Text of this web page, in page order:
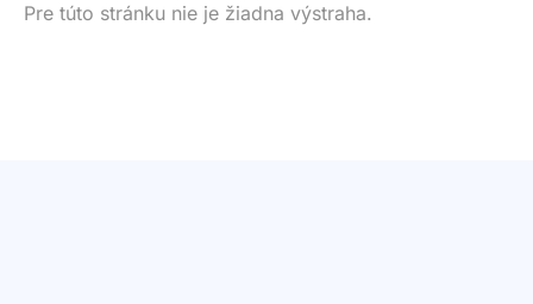
Pre túto stránku nie je žiadna výstraha.